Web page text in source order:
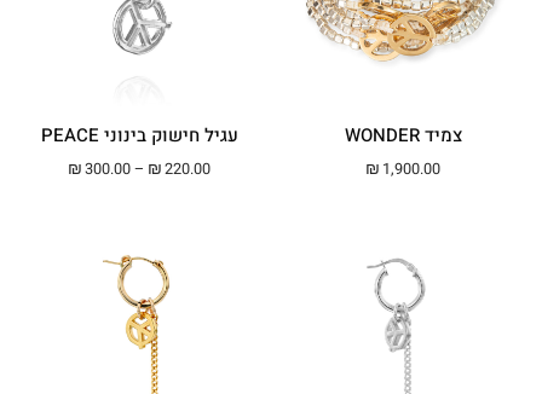
צמיד WONDER
₪ 1,900.00
עגיל חישוק בינוני PEACE
₪220.00
–
₪300.00 טווח מחירים: ⁦₪220.00⁩ עד